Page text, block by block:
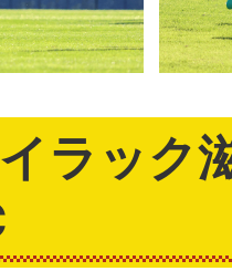
ラック